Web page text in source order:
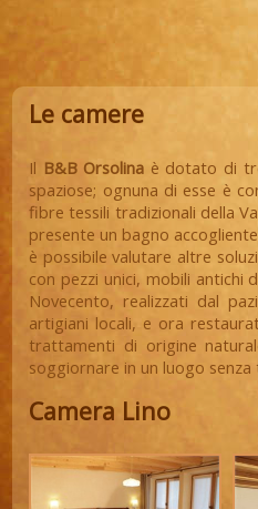
Le camere
Il B&B Orsolina è dotato di
spaziose; ognuna di esse è
fibre tessili tradizionali della
presente un bagno
è possibile valutare altre
con pezzi unici, mobili antichi
Novecento, realizzati dal
artigiani locali, e ora
trattamenti di origine
soggiornare in un luogo senza
Camera Lino